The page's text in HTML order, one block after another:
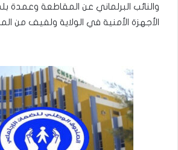
والنائب البرلماني عن المقاطعة وعمدة
الأجهزة الأمنية في الولاية ولفيف من